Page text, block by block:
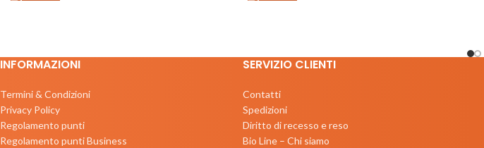
INFORMAZIONI
Termini & Condizioni
Privacy Policy
Regolamento punti
Regolamento punti Business
SERVIZIO CLIENTI
Contatti
Spedizioni
Diritto di recesso e reso
Bio Line – Chi siamo